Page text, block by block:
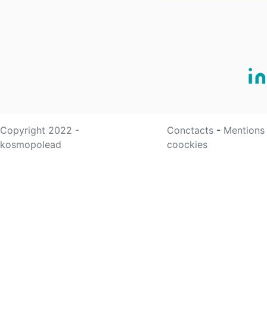
Copyright 2022 -
kosmopolead
Conctacts -
coockies